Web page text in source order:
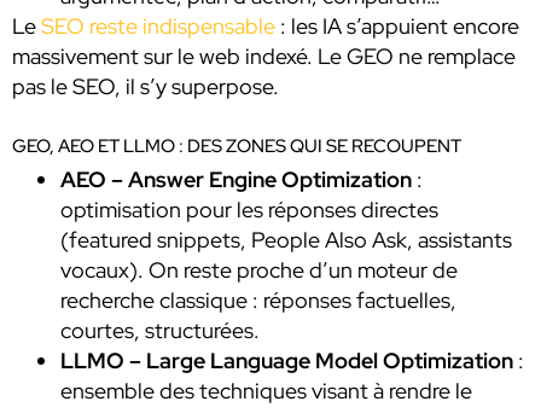
LeSEO reste indispensable : les IA s’appuient encore
massivement sur le web indexé. Le GEO ne remplace
pas le SEO, il s’y superpose.
GEO, AEO ET LLMO : DES ZONES QUI SE RECOUPENT
AEO – Answer Engine Optimization :
optimisation pour les réponses directes
(featured snippets, People Also Ask, assistants
vocaux). On reste proche d’un moteur de
recherche classique : réponses factuelles,
courtes, structurées.
LLMO – Large Language Model Optimization :
ensemble des techniques visant à rendre le